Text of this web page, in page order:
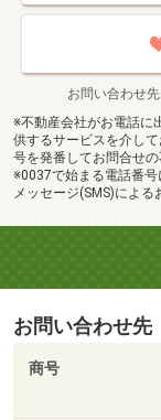
お問い合わせ先
※不動産会社がお電話に
供するサービスを介し
号を発番してお問合せの
※0037で始まる電話番号
メッセージ(SMS)による
お問い合わせ先
商号